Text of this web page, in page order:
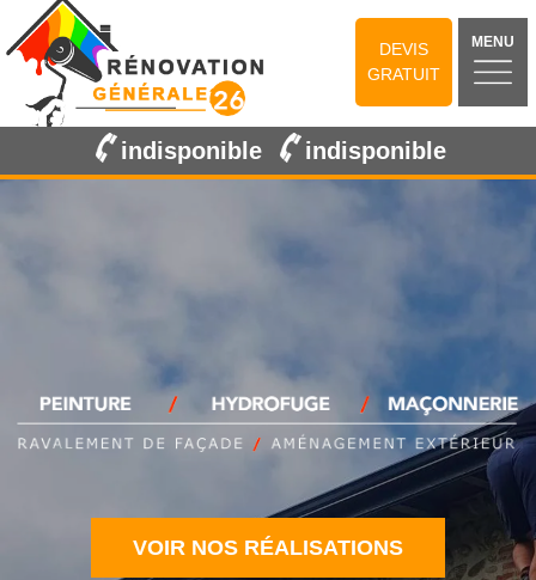
DEVIS
GRATUIT
MENU
indisponible indisponible
VOIR NOS RÉALISATIONS